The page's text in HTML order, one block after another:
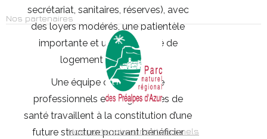
secrétariat, sanitaires, réserves), avec
des loyers modérés, une patientèle
importante et une possibilité de
logement temporaire.
Une équipe composée de
professionnels et d’organismes de
santé travaillent à la constitution d’une
future structure pouvant bénéficier
Nos partenaires
Nos partenaires institutionnels